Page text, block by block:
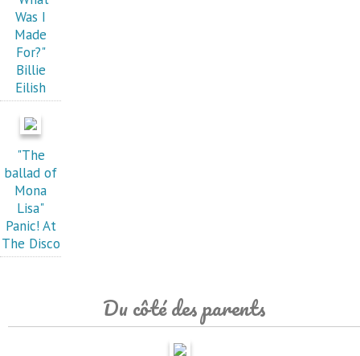
Was I
Made
For?"
Billie
Eilish
"The
ballad of
Mona
Lisa"
Panic! At
The Disco
Du côté des parents